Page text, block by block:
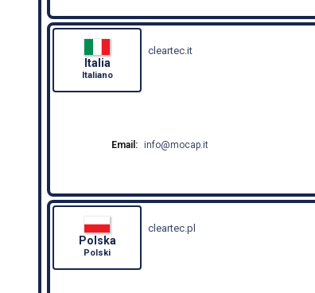
Italia
Italiano
cleartec.it
Email: info mocap.it
Polska
Polski
cleartec.pl